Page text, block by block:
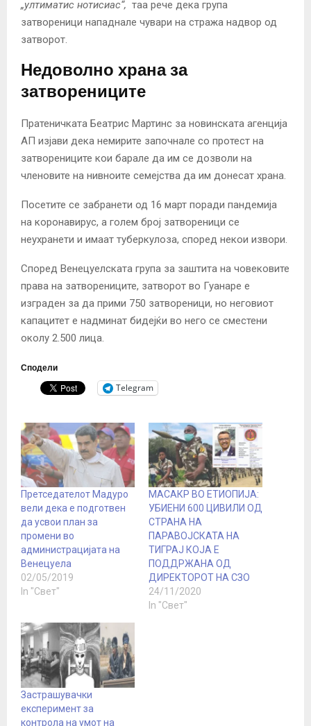
„ултиматис нотисиас“, таа рече дека група
затвореници нападнале чувари на стража надвор од
затворот.
Недоволно храна за
затворениците
Пратеничката Беатрис Мартинс за новинската агенција
АП изјави дека немирите започнале со протест на
затворениците кои барале да им се дозволи на
членовите на нивноите семејства да им донесат храна.
Посетите се забранети од 16 март поради пандемија
на коронавирус, а голем број затвореници се
неухранети и имаат туберкулоза, според некои извори.
Според Венецуелската група за заштита на човековите
права на затворениците, затворот во Гуанаре е
изграден за да прими 750 затвореници, но неговиот
капацитет е надминат бидејќи во него се сместени
околу 2.500 лица.
Сподели
Telegram
Претседателот Мадуро
вели дека е подготвен
да усвои план за
промени во
администрацијата на
Венецуела
02/05/2019
In "Свет"
МАСАКР ВО ЕТИОПИЈА:
УБИЕНИ 600 ЦИВИЛИ ОД
СТРАНА НА
ПАРАВОЈСКАТА НА
ТИГРАЈ КОЈА Е
ПОДДРЖАНА ОД
ДИРЕКТОРОТ НА СЗО
24/11/2020
In "Свет"
Застрашувачки
експеримент за
контрола на умот на